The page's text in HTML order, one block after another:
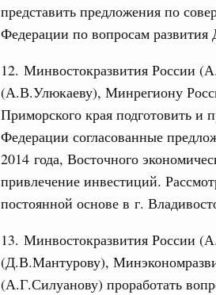
представить предложения по
Федерации по вопросам развития
12. Минвостокразвития России
(А.В.Улюкаеву), Минрегиону
Приморского края подготовить и
Федерации согласованные
2014 года, Восточного
привлечение инвестиций.
постоянной основе в г.
13. Минвостокразвития России
(Д.В.Мантурову),
(А.Г.Силуанову) проработать